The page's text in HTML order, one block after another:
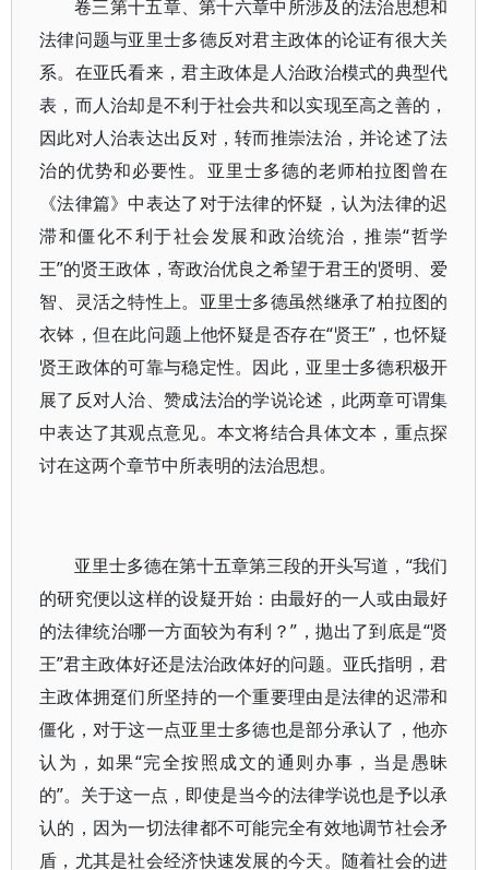
卷三第十五章、第十六章中所涉及的法治思想和
法律问题与亚里士多德反对君主政体的论证有很大关
系。在亚氏看来，君主政体是人治政治模式的典型代
表，而人治却是不利于社会共和以实现至高之善的，
因此对人治表达出反对，转而推崇法治，并论述了法
治的优势和必要性。亚里士多德的老师柏拉图曾在
《法律篇》中表达了对于法律的怀疑，认为法律的迟
滞和僵化不利于社会发展和政治统治，推崇“哲学
王”的贤王政体，寄政治优良之希望于君王的贤明、爱
智、灵活之特性上。亚里士多德虽然继承了柏拉图的
衣钵，但在此问题上他怀疑是否存在“贤王”，也怀疑
贤王政体的可靠与稳定性。因此，亚里士多德积极开
展了反对人治、赞成法治的学说论述，此两章可谓集
中表达了其观点意见。本文将结合具体文本，重点探
讨在这两个章节中所表明的法治思想。
亚里士多德在第十五章第三段的开头写道，“我们
的研究便以这样的设疑开始：由最好的一人或由最好
的法律统治哪一方面较为有利？”，抛出了到底是“贤
王”君主政体好还是法治政体好的问题。亚氏指明，君
主政体拥趸们所坚持的一个重要理由是法律的迟滞和
僵化，对于这一点亚里士多德也是部分承认了，他亦
认为，如果“完全按照成文的通则办事，当是愚昧
的”。关于这一点，即使是当今的法律学说也是予以承
认的，因为一切法律都不可能完全有效地调节社会矛
盾，尤其是社会经济快速发展的今天。随着社会的进